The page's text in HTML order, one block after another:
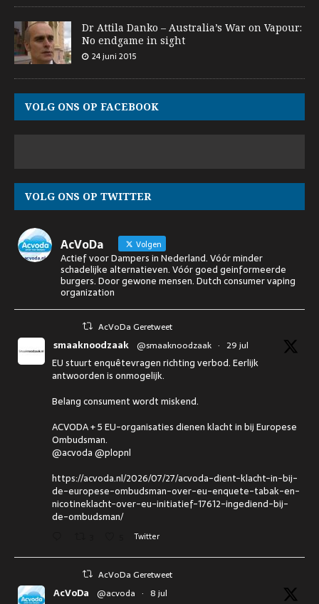
Dr Attila Danko – Australia’s War on Vapour:
No endgame in sight
24 juni 2015
VOLG ONS OP FACEBOOK
VOLG ONS OP TWITTER
AcVoDa Volgen
Actief voor Dampers in Nederland. Vóór minder
schadelijke alternatieven. Vóór goed geinformeerde
burgers. Door gewone mensen. Dutch consumer vaping
organization
AcVoDa Geretweet
smaaknoodzaak @smaaknoodzaak · 29 jul
EU stuurt enquêtevragen richting verbod. Eerlijk
antwoorden is onmogelijk.
Belang consument wordt miskend.
ACVODA + 5 EU-organisaties dienen klacht in bij Europese
Ombudsman.
@acvoda @plopnl
https://acvoda.nl/2026/07/27/acvoda-dient-klacht-in-bij-
de-europese-ombudsman-over-eu-enquete-tabak-en-
nicotineklacht-over-eu-initiatief-17612-ingediend-bij-
de-ombudsman/
Twitter
AcVoDa Geretweet
AcVoDa @acvoda · 8 jul